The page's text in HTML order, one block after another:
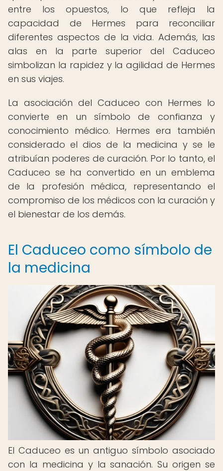
entre los opuestos, lo que refleja la
capacidad de Hermes para reconciliar
diferentes aspectos de la vida. Además, las
alas en la parte superior del Caduceo
simbolizan la rapidez y la agilidad de Hermes
en sus viajes.
La asociación del Caduceo con Hermes lo
convierte en un símbolo de confianza y
conocimiento médico. Hermes era también
considerado el dios de la medicina y se le
atribuían poderes de curación. Por lo tanto, el
Caduceo se ha convertido en un emblema
de la profesión médica, representando el
compromiso de los médicos con la curación y
el bienestar de los demás.
El Caduceo como símbolo de
la medicina
El Caduceo es un antiguo símbolo asociado
con la medicina y la sanación. Su origen se